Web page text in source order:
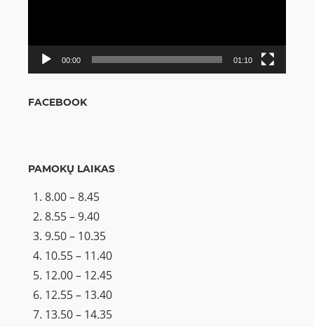
00:00 01:10
FACEBOOK
PAMOKŲ LAIKAS
8.00 – 8.45
8.55 – 9.40
9.50 – 10.35
10.55 – 11.40
12.00 – 12.45
12.55 – 13.40
13.50 – 14.35